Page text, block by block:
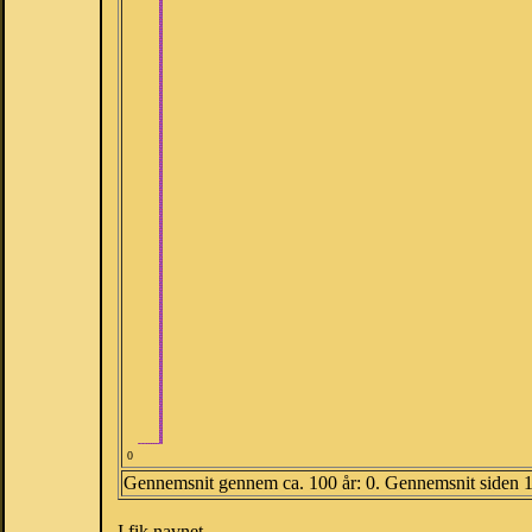
0
Gennemsnit gennem ca. 100 år: 0. Gennemsnit siden